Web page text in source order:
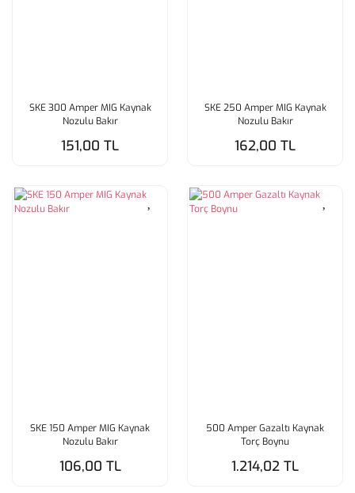
SKE 300 Amper MIG Kaynak
Nozulu Bakır
151,00 TL
SKE 250 Amper MIG Kaynak
Nozulu Bakır
162,00 TL
SKE 150 Amper MIG Kaynak
Nozulu Bakır
106,00 TL
500 Amper Gazaltı Kaynak
Torç Boynu
1.214,02 TL